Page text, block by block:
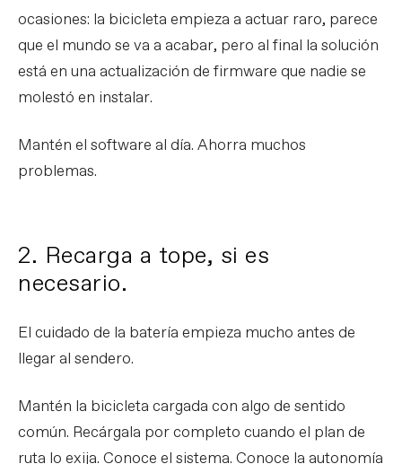
ocasiones: la bicicleta empieza a actuar raro, parece
que el mundo se va a acabar, pero al final la solución
está en una actualización de firmware que nadie se
molestó en instalar.
Mantén el software al día. Ahorra muchos
problemas.
2. Recarga a tope, si es
necesario.
El cuidado de la batería empieza mucho antes de
llegar al sendero.
Mantén la bicicleta cargada con algo de sentido
común. Recárgala por completo cuando el plan de
ruta lo exija. Conoce el sistema. Conoce la autonomía